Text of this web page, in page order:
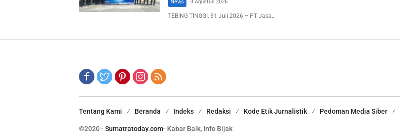
News 3 Agustus 2026
TEBING TINGGI, 31 Juli 2026 – PT Jasa…
Tentang Kami Beranda Indeks Redaksi Kode Etik Jurnalistik Pedoman Media Siber
©2020 -Sumatratoday.com- Kabar Baik, Info Bijak